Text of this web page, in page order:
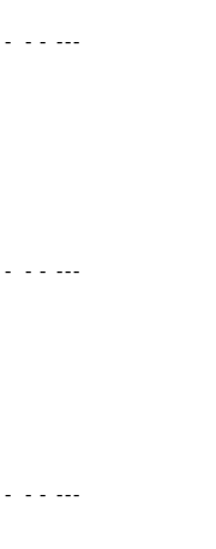
- - - ---
- - - ---
- - - ---